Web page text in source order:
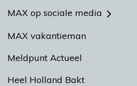
MAX op sociale media
MAX vakantieman
Meldpunt Actueel
Heel Holland Bakt